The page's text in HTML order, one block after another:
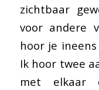
zichtbaar
voor andere
hoor je
Ik hoor twee
met elkaar